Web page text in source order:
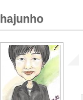
hajunho